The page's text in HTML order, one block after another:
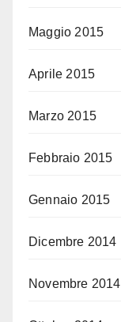
Maggio 2015
Aprile 2015
Marzo 2015
Febbraio 2015
Gennaio 2015
Dicembre 2014
Novembre 2014